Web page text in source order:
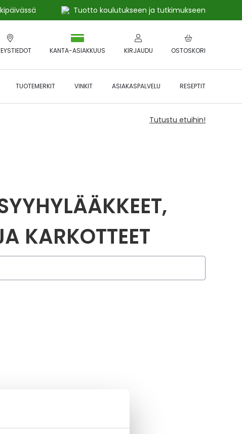
Tuotto koulutukseen ja tutkimukseen
OSTOSKORI
KANTA-ASIAKKUUS KIRJAUDU
TUOTEMERKIT VINKIT ASIAKASPALVELU RESEPTIT
Tutustu etuihin!
KARKOTTEET